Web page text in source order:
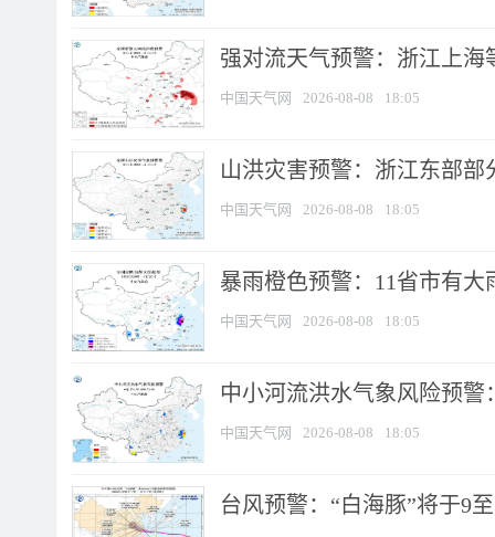
强对流天气预警：浙江上海
中国天气网 2026-08-08 18:05
山洪灾害预警：浙江东部
中国天气网 2026-08-08 18:05
暴雨橙色预警：11省市有
中国天气网 2026-08-08 18:05
中小河流洪水气象风险预
中国天气网 2026-08-08 18:05
台风预警：“白海豚”将于9